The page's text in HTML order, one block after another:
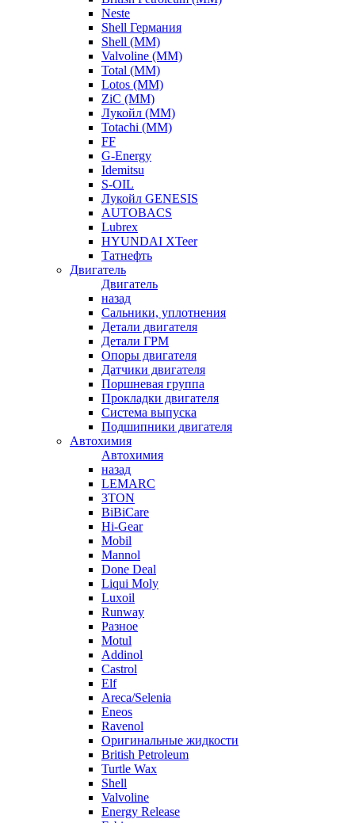
Neste
Shell Германия
Shell (ММ)
Valvoline (ММ)
Total (ММ)
Lotos (ММ)
ZiC (ММ)
Лукойл (ММ)
Totachi (MM)
FF
G-Energy
Idemitsu
S-OIL
Лукойл GENESIS
AUTOBACS
Lubrex
HYUNDAI XTeer
Татнефть
Двигатель
Двигатель
назад
Сальники, уплотнения
Детали двигателя
Детали ГРМ
Опоры двигателя
Датчики двигателя
Поршневая группа
Прокладки двигателя
Система выпуска
Подшипники двигателя
Автохимия
Автохимия
назад
LEMARC
3TON
BiBiCare
Hi-Gear
Mobil
Mannol
Done Deal
Liqui Moly
Luxoil
Runway
Разное
Motul
Addinol
Castrol
Elf
Areca/Selenia
Eneos
Ravenol
Оригинальные жидкости
British Petroleum
Turtle Wax
Shell
Valvoline
Energy Release